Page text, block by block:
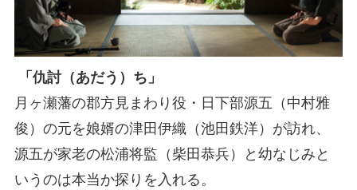
「仇討（あだう）ち」
月ヶ瀬藩の郡方見まわり役・日下部源五（中村雅
俊）の元を娘婿の津田伊織（池田鉄洋）が訪れ、
源五が家老の松浦将監（柴田恭兵）と幼なじみと
いうのは本当か探りを入れる。